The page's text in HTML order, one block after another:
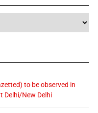
to be observed in
Delhi/New Delhi